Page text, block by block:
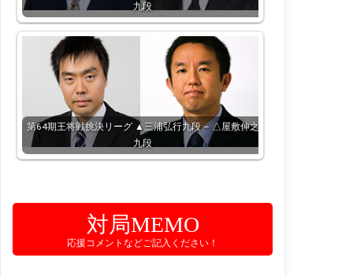
九段
第64期王将戦挑決リーグ ▲三浦弘行九段 – △屋敷伸之
九段
対局MEMO
応援コメントなどご記入ください！